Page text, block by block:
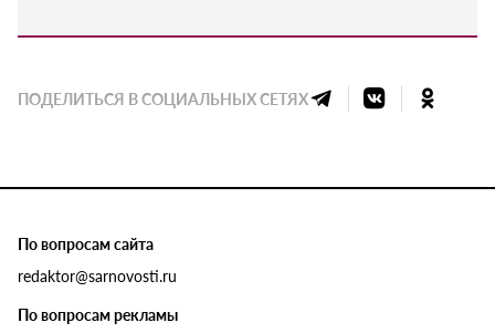
ПОДЕЛИТЬСЯ В СОЦИАЛЬНЫХ СЕТЯХ
По вопросам сайта
redaktor@sarnovosti.ru
По вопросам рекламы